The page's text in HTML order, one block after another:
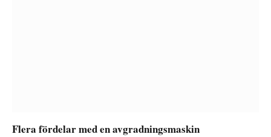
Flera fördelar med en avgradningsmaskin